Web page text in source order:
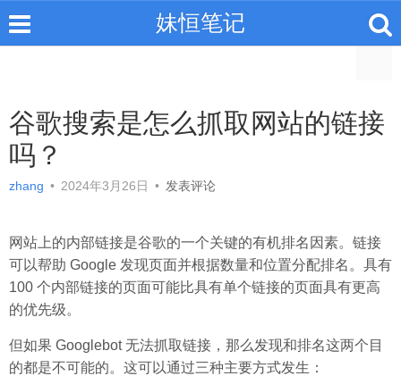
妹恒笔记
谷歌搜索是怎么抓取网站的链接
吗？
zhang • 2024年3月26日 • 发表评论
网站上的内部链接是谷歌的一个关键的有机排名因素。链接
可以帮助 Google 发现页面并根据数量和位置分配排名。具有
100 个内部链接的页面可能比具有单个链接的页面具有更高
的优先级。
但如果 Googlebot 无法抓取链接，那么发现和排名这两个目
的都是不可能的。这可以通过三种主要方式发生：